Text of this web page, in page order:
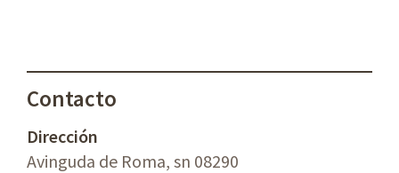
Contacto
Dirección
Avinguda de Roma, sn 08290